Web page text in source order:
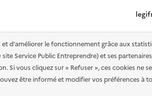
d'améliorer le fonctionnement grâce aux
Service Public Entreprendre) et ses partenaires
Si vous cliquez sur « Refuser », ces cookies ne
être informé et modifier vos préférences à
des services en ligne Mentions légales